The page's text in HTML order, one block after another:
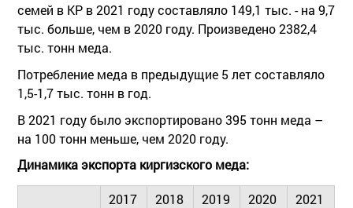
семей в КР в 2021 году составляло 149,1 тыс. - на 9,7
тыс. больше, чем в 2020 году. Произведено 2382,4
тыс. тонн меда.
Потребление меда в предыдущие 5 лет составляло
1,5-1,7 тыс. тонн в год.
В 2021 году было экспортировано 395 тонн меда –
на 100 тонн меньше, чем 2020 году.
Динамика экспорта киргизского меда:
2017 2018 2019 2020 2021